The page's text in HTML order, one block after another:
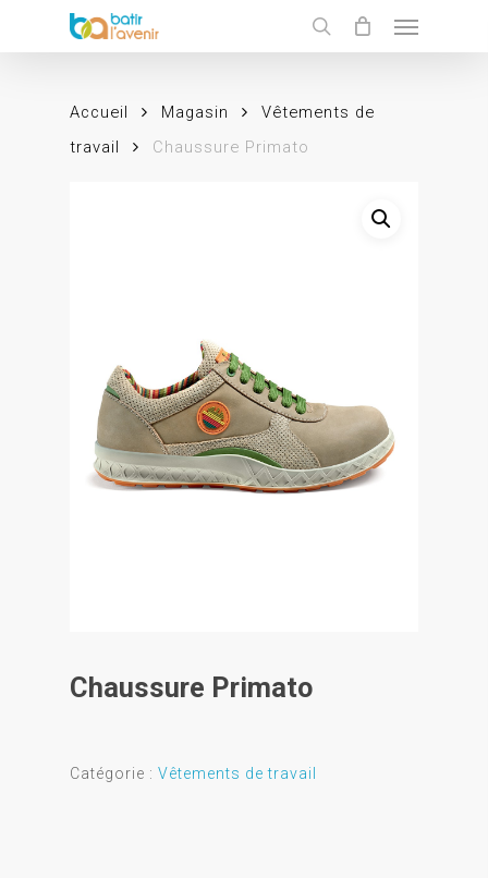
main
search
Accueil Magasin
Vêtements de
travail
Chaussure Primato
Chaussure Primato
Catégorie : Vêtements de travail